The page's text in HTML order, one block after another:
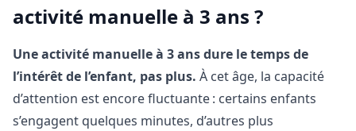
activité manuelle à 3 ans ?
Une activité manuelle à 3 ans dure le temps de
l’intérêt de l’enfant, pas plus. À cet âge, la capacité
d’attention est encore fluctuante : certains enfants
s’engagent quelques minutes, d’autres plus